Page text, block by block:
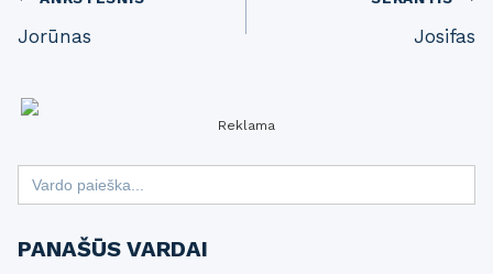
navigation
Jorūnas Josifas
Reklama
Search
for:
PANAŠŪS VARDAI